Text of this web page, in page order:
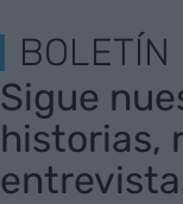
BOLETÍN
Sigue
historias,